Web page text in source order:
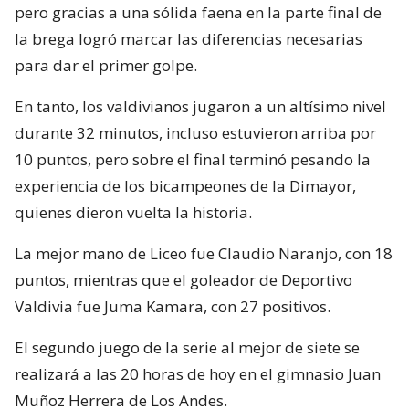
pero gracias a una sólida faena en la parte final de
la brega logró marcar las diferencias necesarias
para dar el primer golpe.
En tanto, los valdivianos jugaron a un altísimo nivel
durante 32 minutos, incluso estuvieron arriba por
10 puntos, pero sobre el final terminó pesando la
experiencia de los bicampeones de la Dimayor,
quienes dieron vuelta la historia.
La mejor mano de Liceo fue Claudio Naranjo, con 18
puntos, mientras que el goleador de Deportivo
Valdivia fue Juma Kamara, con 27 positivos.
El segundo juego de la serie al mejor de siete se
realizará a las 20 horas de hoy en el gimnasio Juan
Muñoz Herrera de Los Andes.